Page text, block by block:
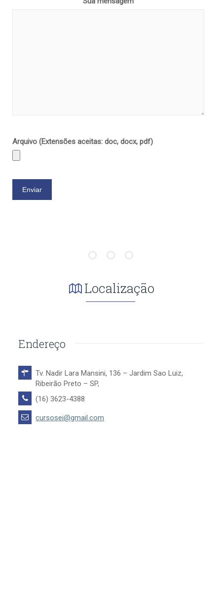
Arquivo (Extensões aceitas: doc, docx, pdf)
Localização
Endereço
Tv. Nadir Lara Mansini, 136 – Jardim Sao Luiz,
Ribeirão Preto – SP,
(16) 3623-4388
cursosei@gmail.com